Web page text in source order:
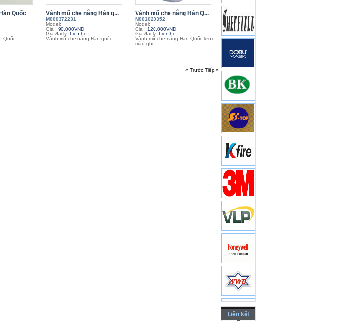
Quốc
Quốc
Vành mũ che nắng Hàn q...
M000372231
Model:
Giá : 90.000VND
Giá đại lý :Liên hệ
Vành mũ che nắng Hàn quốc
Vành mũ che nắng Hàn Q...
M001020352
Model:
Giá : 120.000VND
Giá đại lý :Liên hệ
Vành mũ che nắng Hàn Quốc lưới
màu ghi...
« Trước Tiếp »
Liên kết